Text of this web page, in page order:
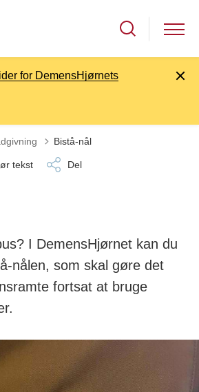
for DemensHjørnets
til Bistå-nål
tekst Del
I DemensHjørnet kan du
nålen, som skal gøre det
fortsat at bruge